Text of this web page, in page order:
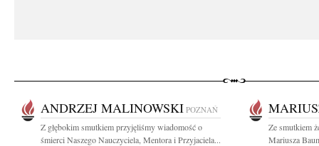
ANDRZEJ MALINOWSKI POZNAŃ
Z głębokim smutkiem przyjęliśmy wiadomość o
śmierci Naszego Nauczyciela, Mentora i Przyjaciela...
Ze smutkiem
Mariusza